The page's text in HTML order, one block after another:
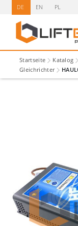
DE EN PL
Startseite Katalog
Gleichrichter